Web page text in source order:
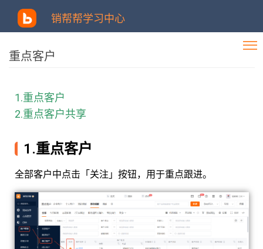
销帮帮学习中心
重点客户
1.重点客户
2.重点客户共享
1.重点客户
全部客户中点击「关注」按钮，用于重点跟进。